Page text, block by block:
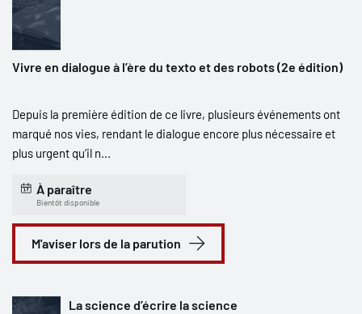
Vivre en dialogue à l’ère du texto et des robots (2e édition)
Depuis la première édition de ce livre, plusieurs événements ont
marqué nos vies, rendant le dialogue encore plus nécessaire et
plus urgent qu’il n...
À paraître
Bientôt disponible
M'aviser lors de la parution
La science d’écrire la science